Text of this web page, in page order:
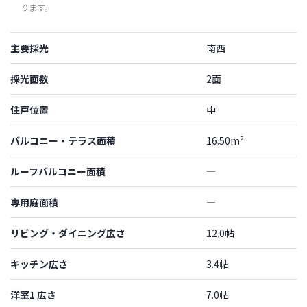
ります。
主要採光 南西
採光面数 2面
住戸位置 中
バルコニー・テラス面積 16.50m²
ルーフバルコニー面積 ―
専用庭面積 ―
リビング・ダイニング広さ 12.0帖
キッチン広さ 3.4帖
洋室1 広さ 7.0帖